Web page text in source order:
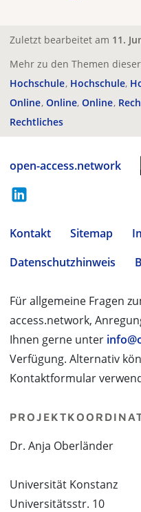
Zuletzt bearbeitet am 11.
Mehr zu den Themen
Hochschule Hochschule
Online Online Online
Rechtliches
open-access.network
Kontakt Sitemap
Datenschutzhinweis
Für allgemeine Fragen
access.network,
Ihnen gerne unter
Verfügung. Alternativ
Kontaktformular
Dr. Anja Oberländer
Universität Konstanz
Universitätsstr. 10